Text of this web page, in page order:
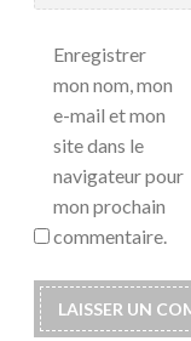
Enregistrer
mon nom, mon
e-mail et mon
site dans le
navigateur pour
mon prochain
commentaire.